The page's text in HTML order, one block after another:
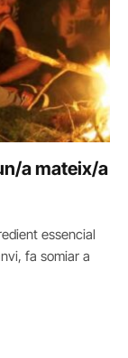
a mateix/a
essencial
fa somiar a